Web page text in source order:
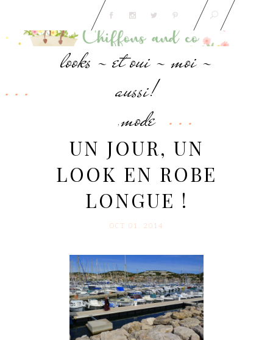
looks - et oui - moi -
aussi!
, mode
UN JOUR, UN
LOOK EN ROBE
LONGUE !
OCT 01. 2014